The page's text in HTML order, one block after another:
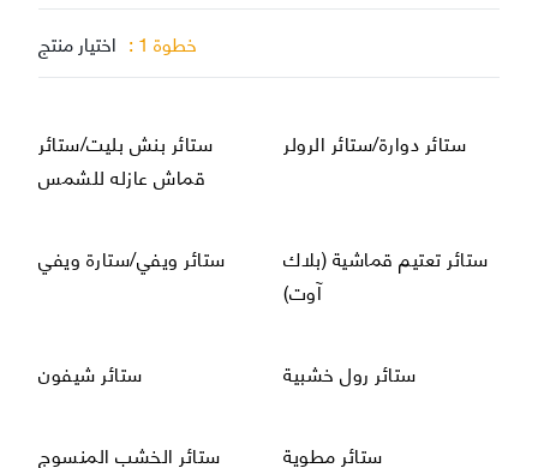
خطوة 1 : اختيار منتج
ستائر بنش بليت/ستائر
قماش عازله للشمس
ستائر دوارة/ستائر الرولر
ستائر ويفي/ستارة ويفي
ستائر تعتيم قماشية (بلاك
آوت)
ستائر شيفون ستائر رول خشبية
ستائر الخشب المنسوج ستائر مطوية